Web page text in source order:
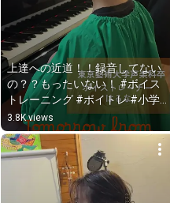
上達への近道！！録音してない
の？？もったいない！ #ボイス
トレーニング #ボイトレ #小学
生ボイトレ
3.8K views